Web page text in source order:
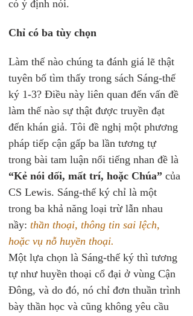
có ý định nói.
Chỉ có ba tùy chọn
Làm thế nào chúng ta đánh giá lẽ thật
tuyên bố tìm thấy trong sách Sáng-thế
ký 1-3? Điều này liên quan đến vấn đề
làm thế nào sự thật được truyền đạt
đến khán giả. Tôi đề nghị một phương
pháp tiếp cận gấp ba lần tương tự
trong bài tam luận nổi tiếng nhan đề là
“Kẻ nói dối, mất trí, hoặc Chúa” của
CS Lewis. Sáng-thế ký chỉ là một
trong ba khả năng loại trừ lẫn nhau
nầy: thần thoại, thông tin sai lệch,
hoặc vụ nỗ huyền thoại.
Một lựa chọn là Sáng-thế ký thì tương
tự như huyền thoại cổ đại ở vùng Cận
Đông, và do đó, nó chỉ đơn thuần trình
bày thần học và cũng không yêu cầu